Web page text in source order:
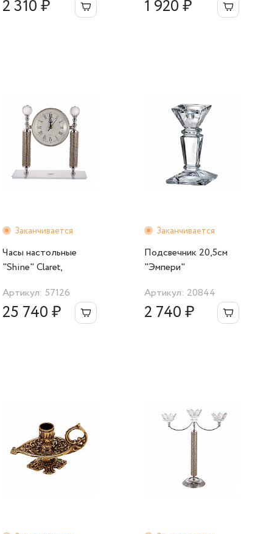
2 310 ₽ 1 920 ₽
Заканчивается
Часы настольные
"Shine" Claret,
Артикул: 57126
25 740 ₽
Заканчивается
Подсвечник 20,5cм
"Эмпери"
Артикул: 20844
2 740 ₽